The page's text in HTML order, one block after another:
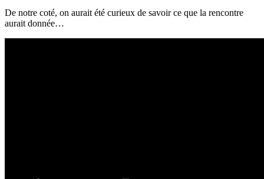
De notre coté, on aurait été curieux de savoir ce que la rencontre
aurait donnée…